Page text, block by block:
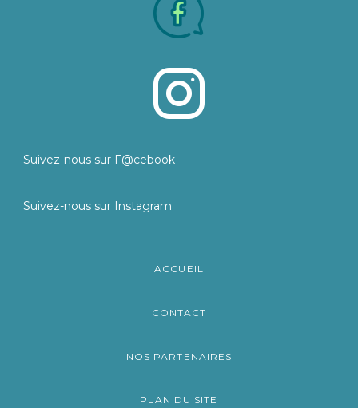
Suivez-nous sur F@cebook
Suivez-nous sur Instagram
ACCUEIL
CONTACT
NOS PARTENAIRES
PLAN DU SITE